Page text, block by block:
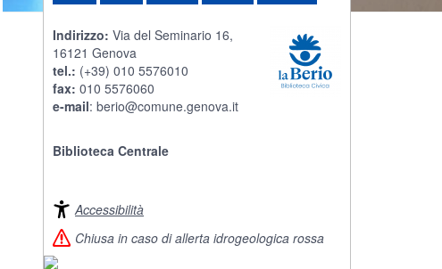
Indirizzo: Via del Seminario 16,
16121 Genova
tel.: (+39) 010 5576010
fax: 010 5576060
e-mail: berio@comune.genova.it
Biblioteca Centrale
Accessibilità
Chiusa in caso di allerta idrogeologica rossa